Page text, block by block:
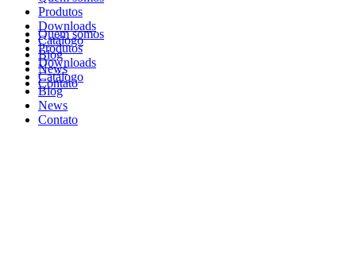
Quem somos
Produtos
Downloads
Catálogo
Blog
News
Contato
Produtos
Downloads
Catálogo
Blog
News
Contato